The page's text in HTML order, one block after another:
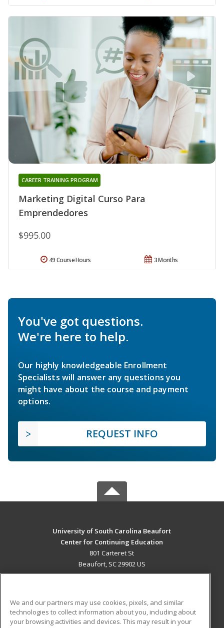
Marketing Digital Curso Para
Emprendedores
CAREER TRAINING PROGRAM
$995.00
3 Months
49 Course Hours
You've got questions.
We're here to help.
Our highly knowledgeable Enrollment
Specialists will answer any questions you
might have about the course and payment
options.
REQUEST INFO
University of South Carolina Beaufort
Center for Continuing Education
801 Carteret St
Beaufort, SC 29902 US
ADDITIONAL RESOURCES
We and our partners may use cookies, pixels, and similar
technologies to collect information about you, including about
your browsing activities and devices. This may result in your